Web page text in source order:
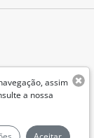
assim
a nossa